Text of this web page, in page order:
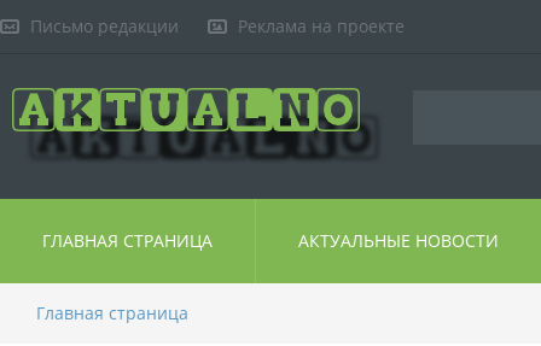
Письмо редакции Реклама на проекте
ГЛАВНАЯ СТРАНИЦА АКТУАЛЬНЫЕ НОВОСТИ
Главная страница